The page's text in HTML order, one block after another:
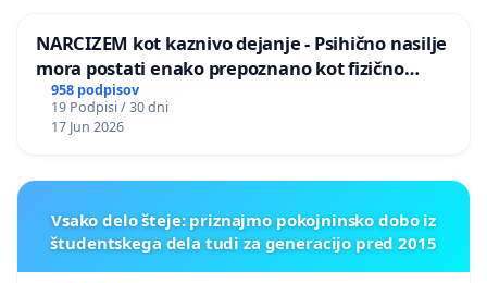
NARCIZEM kot kaznivo dejanje - Psihično nasilje
mora postati enako prepoznano kot fizično
nasilje
958 podpisov
19 Podpisi / 30 dni
17 Jun 2026
Vsako delo šteje: priznajmo pokojninsko dobo iz
študentskega dela tudi za generacijo pred 2015